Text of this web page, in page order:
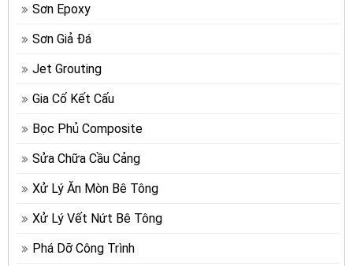
Sơn Epoxy
Sơn Giả Đá
Jet Grouting
Gia Cố Kết Cấu
Bọc Phủ Composite
Sửa Chữa Cầu Cảng
Xử Lý Ăn Mòn Bê Tông
Xử Lý Vết Nứt Bê Tông
Phá Dỡ Công Trình